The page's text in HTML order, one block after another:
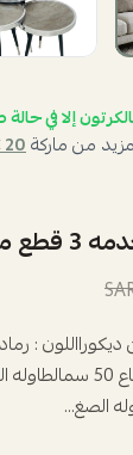
إلا في
من ماركة20
: